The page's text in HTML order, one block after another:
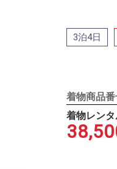
3泊4日
着物商品
着物レン